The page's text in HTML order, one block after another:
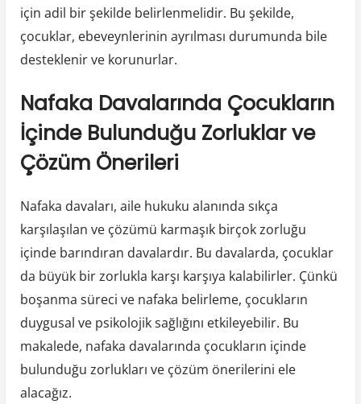
için adil bir şekilde belirlenmelidir. Bu şekilde,
çocuklar, ebeveynlerinin ayrılması durumunda bile
desteklenir ve korunurlar.
Nafaka Davalarında Çocukların
İçinde Bulunduğu Zorluklar ve
Çözüm Önerileri
Nafaka davaları, aile hukuku alanında sıkça
karşılaşılan ve çözümü karmaşık birçok zorluğu
içinde barındıran davalardır. Bu davalarda, çocuklar
da büyük bir zorlukla karşı karşıya kalabilirler. Çünkü
boşanma süreci ve nafaka belirleme, çocukların
duygusal ve psikolojik sağlığını etkileyebilir. Bu
makalede, nafaka davalarında çocukların içinde
bulunduğu zorlukları ve çözüm önerilerini ele
alacağız.